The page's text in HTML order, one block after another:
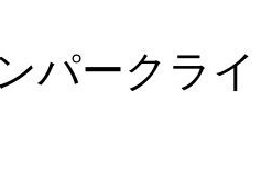
パークラ